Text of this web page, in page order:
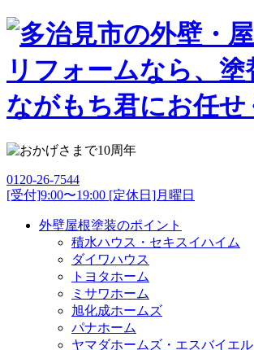
0120-26-7544
[受付]9:00〜19:00 [定休日]月曜日
外壁屋根塗装のポイント
積水ハウス・セキスイハイム
ダイワハウス
トヨタホーム
ミサワホーム
旭化成ホームズ
パナホーム
ヤマダホームズ・エスバイエル